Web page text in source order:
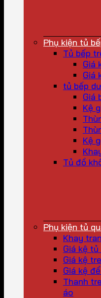
Phụ kiện tủ
Tủ bếp
Giá
Giá
tủ bếp
Giá
Kệ
Kệ
Tủ đồ
Phụ kiện tủ
Khay
Giá kệ
Giá kệ
Giá kệ
Thanh
áo